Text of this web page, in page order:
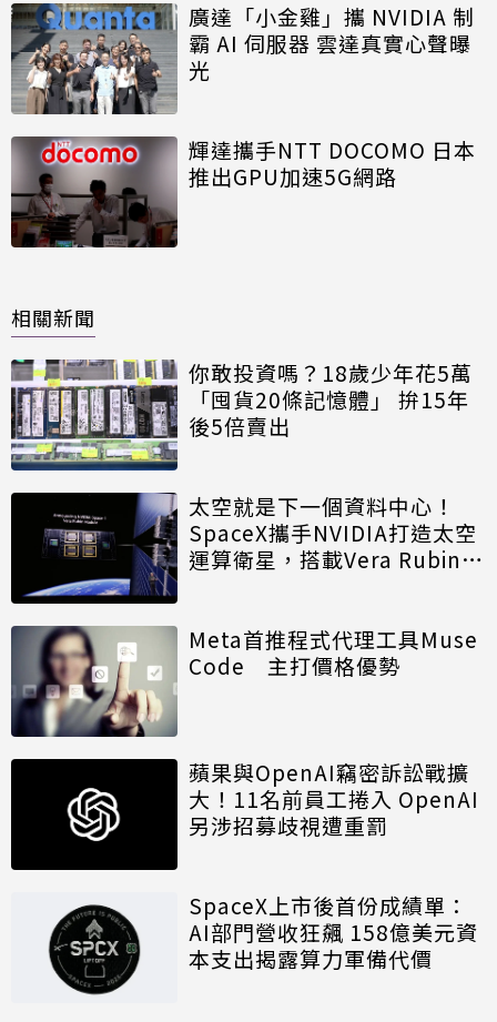
廣達「小金雞」攜 NVIDIA 制
霸 AI 伺服器 雲達真實心聲曝
光
輝達攜手NTT DOCOMO 日本
推出GPU加速5G網路
相關新聞
你敢投資嗎？18歲少年花5萬
「囤貨20條記憶體」 拚15年
後5倍賣出
太空就是下一個資料中心！
SpaceX攜手NVIDIA打造太空
運算衛星，搭載Vera Rubin運
Meta首推程式代理工具Muse
Code 主打價格優勢
蘋果與OpenAI竊密訴訟戰擴
大！11名前員工捲入 OpenAI
另涉招募歧視遭重罰
SpaceX上市後首份成績單：
AI部門營收狂飆 158億美元資
本支出揭露算力軍備代價